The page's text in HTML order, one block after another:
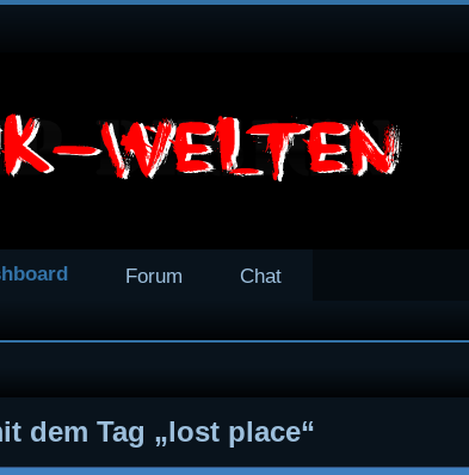
Forum Chat
dem Tag „lost place“